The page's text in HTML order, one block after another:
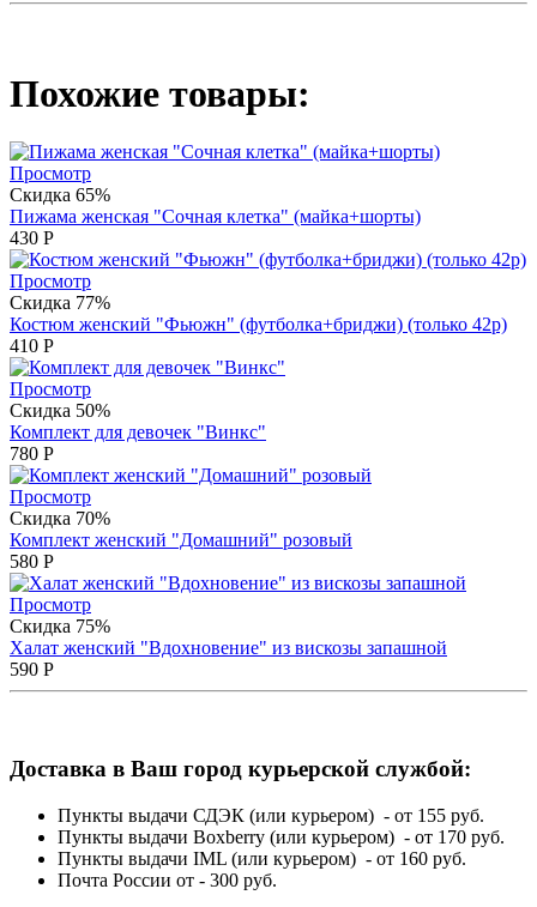
Похожие товары:
Просмотр
Скидка 65%
Пижама женская "Сочная клетка" (майка+шорты)
430 Р
Просмотр
Скидка 77%
Костюм женский "Фьюжн" (футболка+бриджи) (только 42р)
410 Р
Просмотр
Скидка 50%
Комплект для девочек "Винкс"
780 Р
Просмотр
Скидка 70%
Комплект женский "Домашний" розовый
580 Р
Просмотр
Скидка 75%
Халат женский "Вдохновение" из вискозы запашной
590 Р
Доставка в Ваш город курьерской службой:
Пункты выдачи СДЭК (или курьером) - от 155 руб.
Пункты выдачи Boxberry (или курьером) - от 170 руб.
Пункты выдачи IML (или курьером) - от 160 руб.
Почта России от - 300 руб.